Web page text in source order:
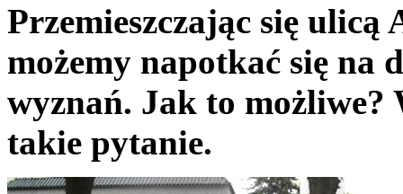
Przemieszczając się
możemy napotkać się na
wyznań. Jak to możliwe?
takie pytanie.